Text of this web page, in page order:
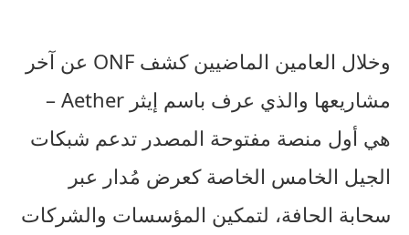
وخلال العامين الماضيين كشف ONF عن آخر
مشاريعها والذي عرف باسم إيثر Aether –
هي أول منصة مفتوحة المصدر تدعم شبكات
الجيل الخامس الخاصة كعرض مُدار عبر
سحابة الحافة، لتمكين المؤسسات والشركات